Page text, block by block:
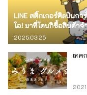
LINE สติ๊กเกอร์ศิลปินก
โอ! มาที่โดนกิซื้อสินค้าจ
2025.03.25
เทศ